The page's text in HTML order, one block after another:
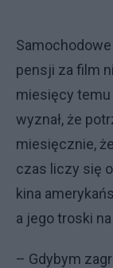
pensji za film
miesięcy
wyznał, że
miesięcznie,
czas liczy się
kina
a jego troski
– Gdybym